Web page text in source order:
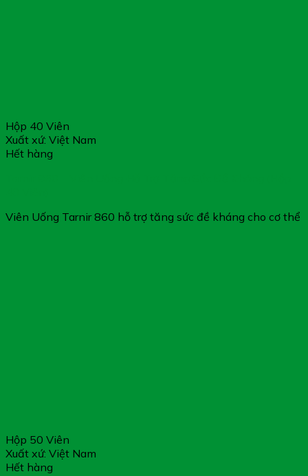
Hộp 40 Viên
Xuất xứ: Việt Nam
Hết hàng
Viên Uống Tarnir 860 hỗ trợ tăng sức đề kháng cho cơ thể
Hộp 50 Viên
Xuất xứ: Việt Nam
Hết hàng